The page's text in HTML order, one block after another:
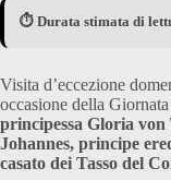
⏱️ Durata stimata di
Visita d’eccezione
occasione della
principessa Gloria
Johannes, principe
casato dei Tasso del